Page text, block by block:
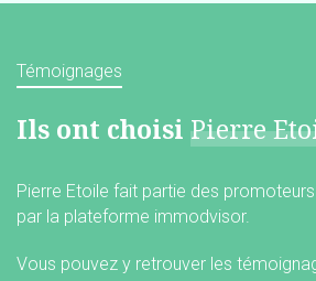
Témoignages
Ils ont choisi Pierre
Pierre Etoile fait partie des
par la plateforme immodvisor.
Vous pouvez y retrouver les